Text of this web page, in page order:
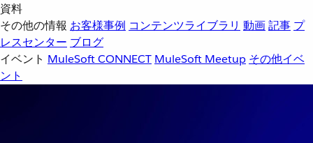
資料
その他の情報 お客様事例 コンテンツライブラリ 動画記事 プ
レスセンター ブログ
イベント MuleSoft CONNECT MuleSoft Meetup その他イベ
ント